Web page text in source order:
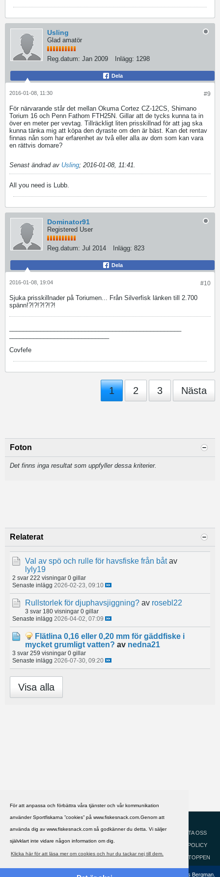
För att anpassa och förbättra våra tjänster och vår kommunikation
använder Sportfiskarna ”cookies” på www.fiskesnack.com.Genom att
använda dig av www.fiskesnack.com så godkänner du detta. Vi säljer
självklart inte vidare någon information om dig.
Klicka här för att läsa mer om cookies och hur du tackar nej till dem.
Usling
Glad amatör
Reg.datum: Jan 2009 Inlägg: 1298
Dela
#9
2016-01-08, 11:30
För närvarande står det mellan Okuma Cortez CZ-12CS, Shimano
Torium 16 och Penn Fathom FTH25N. Gillar att de tycks kunna ta in
över en meter per vevtag. Tillräckligt liten prisskillnad för att jag ska
kunna tänka mig att köpa den dyraste om den är bäst. Kan det rentav
finnas nån som har erfarenhet av två eller alla av dom som kan vara
en rättvis domare?
Senast ändrad av Usling; 2016-01-08, 11:41.
All you need is Lubb.
Dominator91
Registered User
Reg.datum: Jul 2014 Inlägg: 823
Dela
#10
2016-01-08, 19:04
Sjuka prisskillnader på Toriumen... Från Silverfisk länken till 2.700
spänn!?!?!?!?!?!
Covfefe
1 2 3 Nästa
Foton
Det finns inga resultat som uppfyller dessa kriterier.
Relaterat
Val av spö och rulle för havsfiske från båt av
lyly19
2 svar 222 visningar 0 gillar
Senaste inlägg 2026-02-23, 09:10
Rullstorlek för djuphavsjiggning? av rosebl22
3 svar 180 visningar 0 gillar
Senaste inlägg 2026-04-02, 07:09
Flätlina 0,16 eller 0,20 mm för gäddfiske i
mycket grumligt vatten? av nedna21
3 svar 259 visningar 0 gillar
Senaste inlägg 2026-07-30, 09:20
Visa alla
HJÄLP
KONTAKTA OSS
COOKIEPOLICY
GÅ TILL TOPPEN
Copyright ©2002 - 2021, FiskeSnack.com. Grundad 2002 av Anders Bergman.